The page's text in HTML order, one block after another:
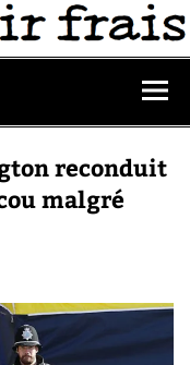
reconduit
malgré